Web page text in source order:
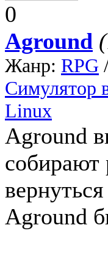
0
Aground
Жанр: RPG
Симулятор
Linux
Aground
собирают
Aground